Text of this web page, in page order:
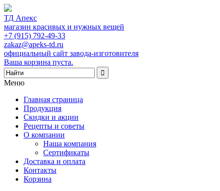
ТД Апекс
магазин красивых и нужных вещей
+7 (915) 792-49-33
zakaz@apeks-td.ru
официальный сайт завода-изготовителя
Ваша корзина пуста.
Меню
Главная страница
Продукция
Скидки и акции
Рецепты и советы
О компании
Наша компания
Сертификаты
Доставка и оплата
Контакты
Корзина